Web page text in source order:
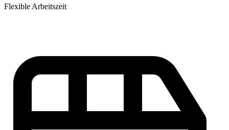
Flexible Arbeitszeit